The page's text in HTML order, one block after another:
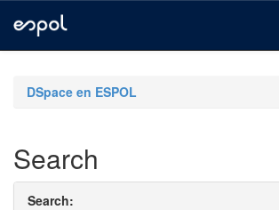
navigationDSpace en ESPOL
Search
Search: